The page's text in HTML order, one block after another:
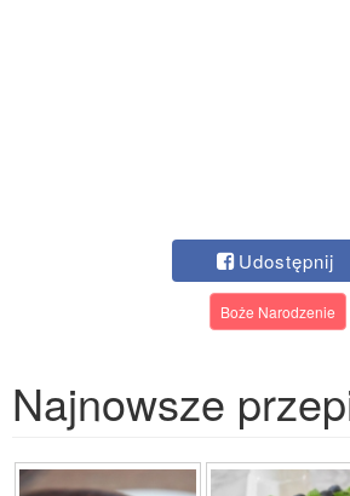
Udostępnij
Boże Narodzenie
Najnowsze